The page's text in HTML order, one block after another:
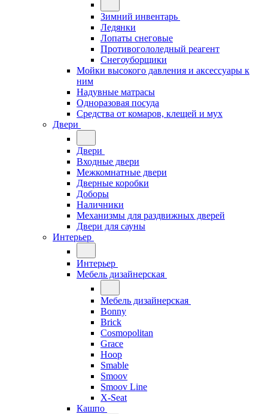
Зимний инвентарь
Ледянки
Лопаты снеговые
Противогололедный реагент
Снегоуборщики
Мойки высокого давления и аксессуары к
ним
Надувные матрасы
Одноразовая посуда
Средства от комаров, клещей и мух
Двери
Двери
Входные двери
Межкомнатные двери
Дверные коробки
Доборы
Наличники
Механизмы для раздвижных дверей
Двери для сауны
Интерьер
Интерьер
Мебель дизайнерская
Мебель дизайнерская
Bonny
Brick
Cosmopolitan
Grace
Hoop
Smable
Smoov
Smoov Line
X-Seat
Кашпо